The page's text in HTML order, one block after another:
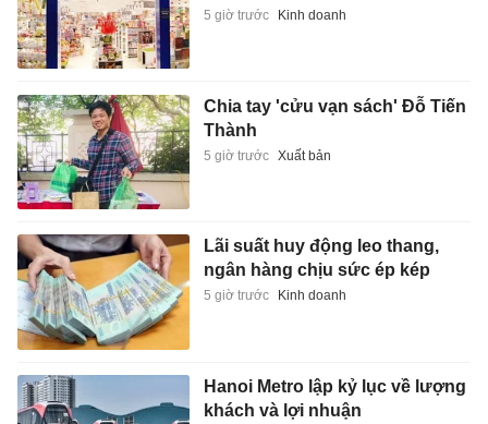
5 giờ trước Kinh doanh
Chia tay 'cửu vạn sách' Đỗ Tiến
Thành
5 giờ trước Xuất bản
Lãi suất huy động leo thang,
ngân hàng chịu sức ép kép
5 giờ trước Kinh doanh
Hanoi Metro lập kỷ lục về lượng
khách và lợi nhuận